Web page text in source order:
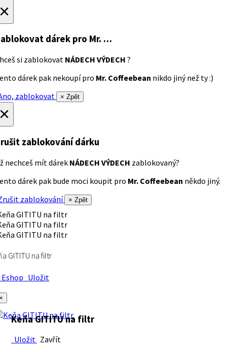
dárek pro Mr. …
si zablokovat NÁDECH VÝDECH ?
dárek pak nekoupí pro Mr. Coffeebean nikdo jiný než ty :)
zablokovat
× Zpět
zablokování dárku
nechceš mít dárek NÁDECH VÝDECH zablokovaný?
dárek pak bude moci koupit pro Mr. Coffeebean někdo jiný.
zablokování
× Zpět
GITITU na filtr
Uložit
Keňa GITITU na filtr
Uložit Zavřít